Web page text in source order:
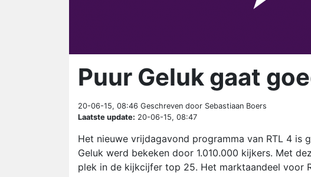
Puur Geluk gaat
20-06-15, 08:46 Geschreven door Sebastiaan Boers
Laatste update: 20-06-15, 08:47
Het nieuwe vrijdagavond programma van RTL 4 is
Geluk werd bekeken door 1.010.000 kijkers. Met
plek in de kijkcijfer top 25. Het marktaandeel voor